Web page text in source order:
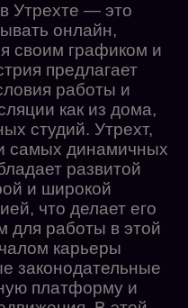
Утрехте — это
онлайн,
своим графиком и
предлагает
работы и
как из дома,
студий. Утрехт,
самых динамичных
развитой
и широкой
что делает его
для работы в этой
карьеры
законодательные
платформу и